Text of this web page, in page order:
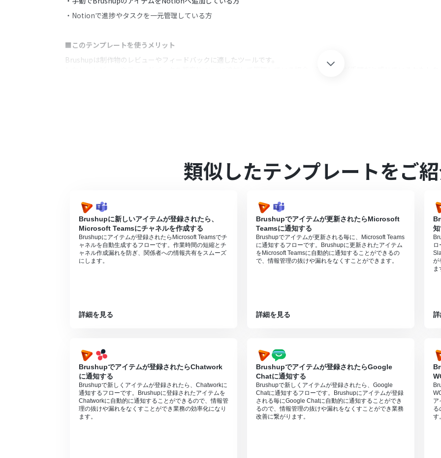
・Notionで進捗やタスクを一元管理している方
■このテンプレートを使うメリット
Brushupは制作物のレビューやフィードバックに適したツールです。
・トリガーは5分、10分、15分、30分、60分の間隔で起動間隔を選択できます。
・プランによって最短の起動間隔が異なりますので、ご注意ください。類似したテンプレートをご紹
Brushupに新しいアイテムが登録されたら、
Microsoft Teamsにチャネルを作成する
Brushupにアイテムが登録されたらMicrosoft Teamsでチ
ャネルを自動生成するフローです。作業時間の短縮とチ
ャネル作成漏れを防ぎ、関係者への情報共有をスムーズ
にします。
詳細を見る
Brushupでアイテムが更新されたらMicrosoft
Teamsに通知する
Brushupでアイテムが更新される毎に、Microsoft Teams
に通知するフローです。Brushupに更新されたアイテム
をMicrosoft Teamsに自動的に通知することができるの
で、情報管理の抜けや漏れをなくすことができます。
詳細を見る
が
ま
Brushupでアイテムが登録されたらChatwork
に通知する
Brushupで新しくアイテムが登録されたら、Chatworkに
通知するフローです。Brushupに登録されたアイテムを
Chatworkに自動的に通知することができるので、情報管
理の抜けや漏れをなくすことができ業務の効率化になり
ます。
Brushupでアイテムが登録されたらGoogle
Chatに通知する
Brushupで新しくアイテムが登録されたら、Google
Chatに通知するフローです。Brushupにアイテムが登録
される毎にGoogle Chatに自動的に通知することができ
るので、情報管理の抜けや漏れをなくすことができ業務
改善に繋がります。
ア
る
す。